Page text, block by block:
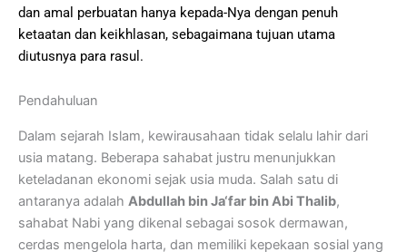
dan amal perbuatan hanya kepada-Nya dengan penuh
ketaatan dan keikhlasan, sebagaimana tujuan utama
diutusnya para rasul.
Pendahuluan
Dalam sejarah Islam, kewirausahaan tidak selalu lahir dari
usia matang. Beberapa sahabat justru menunjukkan
keteladanan ekonomi sejak usia muda. Salah satu di
antaranya adalah Abdullah bin Ja‘far bin Abi Thalib,
sahabat Nabi yang dikenal sebagai sosok dermawan,
cerdas mengelola harta, dan memiliki kepekaan sosial yang